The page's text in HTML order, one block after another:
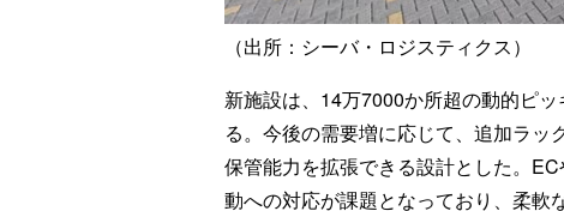
（出所：シーバ・ロジスティクス）
新施設は、14万7000か所超の動的ピ
る。今後の需要増に応じて、追加ラッ
保管能力を拡張できる設計とした。
動への対応が課題となっており、柔軟